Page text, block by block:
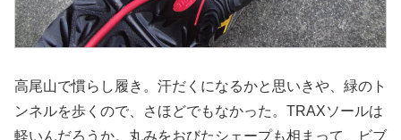
高尾山で慣らし履き。汗だくになるかと思いきや、緑のト
ンネルを歩くので、さほどでもなかった。TRAXソールは
軽いんだろうか。丸みをおびたシェープも相まって、ビブ